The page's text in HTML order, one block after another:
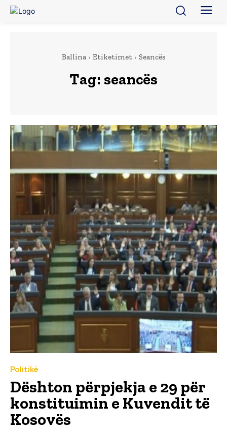
Ballina Etiketimet Seancës
Tag: seancës
Politikë
Dështon përpjekja e 29 për
konstituimin e Kuvendit të
Kosovës